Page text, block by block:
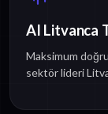
AI Litvanca
Maksimum
sektör lideri